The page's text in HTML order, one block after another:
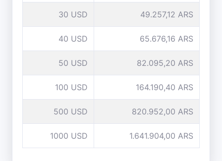
30 USD 49.257,12 ARS
40 USD 65.676,16 ARS
50 USD 82.095,20 ARS
100 USD 164.190,40 ARS
500 USD 820.952,00 ARS
1000 USD 1.641.904,00 ARS